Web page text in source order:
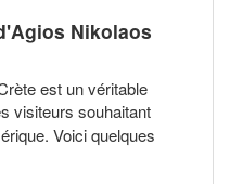
Nikolaos
est un véritable
visiteurs souhaitant
Voici quelques